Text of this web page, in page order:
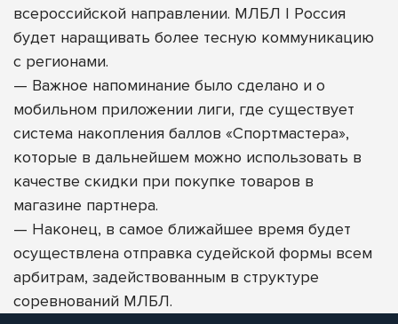
всероссийской направлении. МЛБЛ | Россия
будет наращивать более тесную коммуникацию
с регионами.
— Важное напоминание было сделано и о
мобильном приложении лиги, где существует
система накопления баллов «Спортмастера»,
которые в дальнейшем можно использовать в
качестве скидки при покупке товаров в
магазине партнера.
— Наконец, в самое ближайшее время будет
осуществлена отправка судейской формы всем
арбитрам, задействованным в структуре
соревнований МЛБЛ.